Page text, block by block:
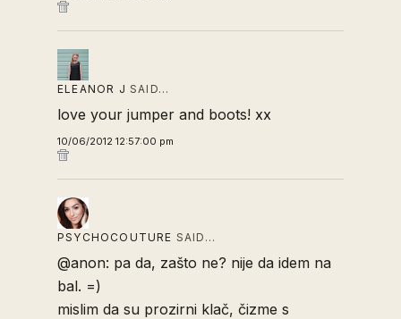
ELEANOR J SAID…
love your jumper and boots! xx
10/06/2012 12:57:00 pm
PSYCHOCOUTURE SAID…
@anon: pa da, zašto ne? nije da idem na
bal. =)
mislim da su prozirni klač, čizme s